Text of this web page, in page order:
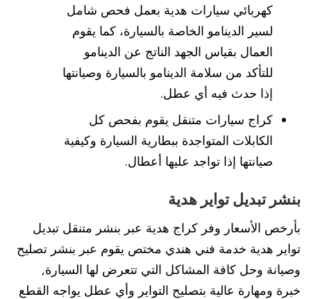
كهربائي سيارات هدية بعمل فحص شامل
لسير الدينامو الخاصة بالسيارة، كما يقوم
العمال بقياس الجهد الناتج عن الدينامو
للتأكد من سلامة الدينامو بالسيارة وصيانتها
إذا حدث فيه أي عطل.
كراج سيارات متنقل يقوم بفحص كل
الكابلات المتواجدة ببطارية السيارة وكيفية
صيانتها إذا تواجد عليها أعطال.
بنشر تبديل تواير هدية
بأرخص الأسعار وفر كراج هدية عبر بنشر متنقل تبديل
تواير هدية خدمة فني هندي مختص يقوم عبر بنشر تصليح
وصيانة وحل كافة المشاكل التي تتعرض لها السيارة,
خبرة ومهارة عالية بتصليح التواير وأي عطل يواجه القطع